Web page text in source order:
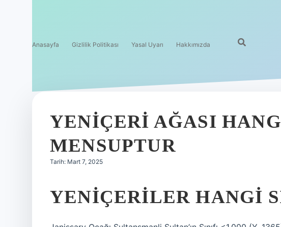
Anasayfa Gizlilik Politikası Yasal Uyarı Hakkımızda
YENIÇERI AĞASI
MENSUPTUR
Tarih: Mart 7, 2025
YENIÇERILER HANGI